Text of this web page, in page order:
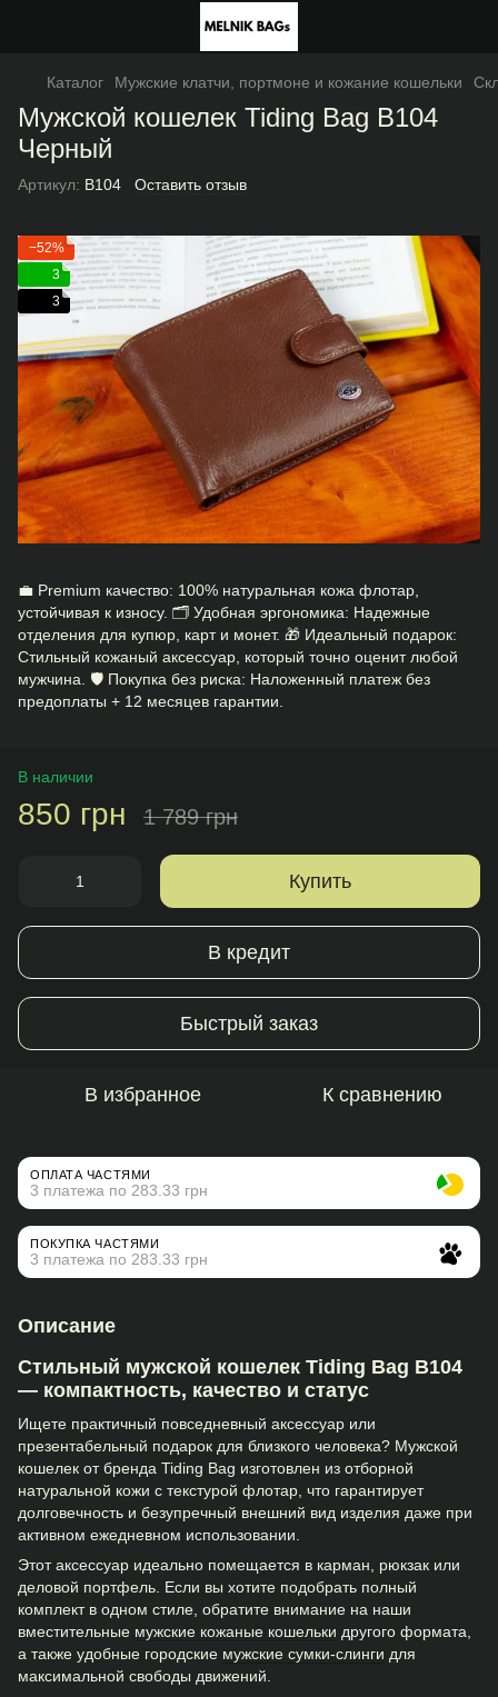
Каталог Мужские клатчи, портмоне и кожание кошельки
Мужской кошелек Tiding Bag В104
Черный
Артикул: В104 Оставить отзыв
−52%
3
3
💼 Premium качество: 100% натуральная кожа флотар,
устойчивая к износу. 🗂 Удобная эргономика: Надежные
отделения для купюр, карт и монет. 🎁 Идеальный подарок:
Стильный кожаный аксессуар, который точно оценит любой
мужчина. 🛡️ Покупка без риска: Наложенный платеж без
предоплаты + 12 месяцев гарантии.
В наличии
850 грн 1 789 грн
Купить
В кредит
Быстрый заказ
В избранное К сравнению
ОПЛАТА ЧАСТЯМИ
3 платежа по 283.33 грн
ПОКУПКА ЧАСТЯМИ
3 платежа по 283.33 грн
Описание
Стильный мужской кошелек Tiding Bag В104
— компактность, качество и статус
Ищете практичный повседневный аксессуар или
презентабельный подарок для близкого человека? Мужской
кошелек от бренда Tiding Bag изготовлен из отборной
натуральной кожи с текстурой флотар, что гарантирует
долговечность и безупречный внешний вид изделия даже при
активном ежедневном использовании.
Этот аксессуар идеально помещается в карман, рюкзак или
деловой портфель. Если вы хотите подобрать полный
комплект в одном стиле, обратите внимание на наши
вместительные мужские кожаные кошельки другого формата,
а также удобные городские мужские сумки-слинги для
максимальной свободы движений.